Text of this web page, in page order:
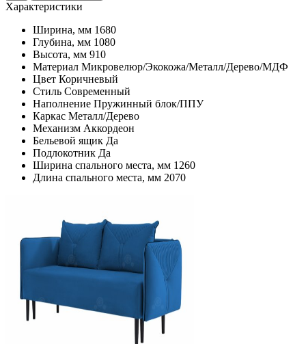
Характеристики
Ширина, мм 1680
Глубина, мм 1080
Высота, мм 910
Материал Микровелюр/Экокожа/Металл/Дерево/МДФ
Цвет Коричневый
Стиль Современный
Наполнение Пружинный блок/ППУ
Каркас Металл/Дерево
Механизм Аккордеон
Бельевой ящик Да
Подлокотник Да
Ширина спального места, мм 1260
Длина спального места, мм 2070